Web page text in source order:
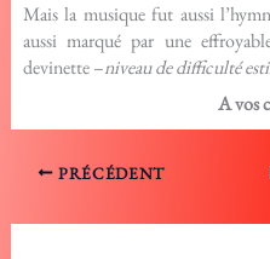
Mais la musique fut aussi
aussi marqué par une
devinette –niveau de difficulté
A vos
PRÉCÉDENT